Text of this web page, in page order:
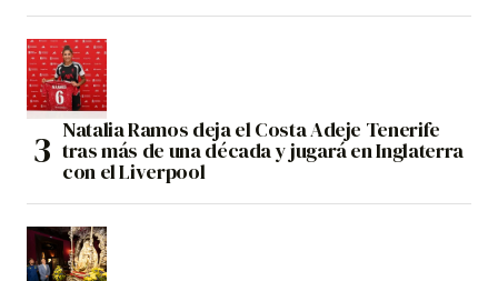
Natalia Ramos deja el Costa Adeje Tenerife
tras más de una década y jugará en Inglaterra
con el Liverpool